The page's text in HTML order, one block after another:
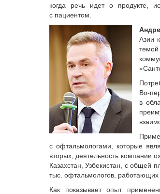
когда речь идет о продукте,
с пациентом.
Азии
Во-
в
с офтальмологами, которые
вторых, деятельность компании
Казахстан, Узбекистан, с общей
тыс. офтальмологов, работающих
Как показывает опыт